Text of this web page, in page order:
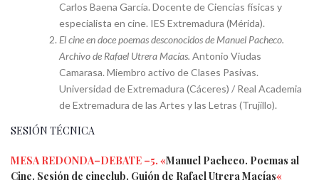
Carlos Baena García. Docente de Ciencias físicas y
especialista en cine. IES Extremadura (Mérida).
El cine en doce poemas desconocidos de Manuel Pacheco.
Archivo de Rafael Utrera Macías. Antonio Viudas
Camarasa. Miembro activo de Clases Pasivas.
Universidad de Extremadura (Cáceres) / Real Academia
de Extremadura de las Artes y las Letras (Trujillo).
SESIÓN TÉCNICA
MESA REDONDA–DEBATE –5. «Manuel Pacheco. Poemas al
Cine. Sesión de cineclub. Guión de Rafael Utrera Macías«